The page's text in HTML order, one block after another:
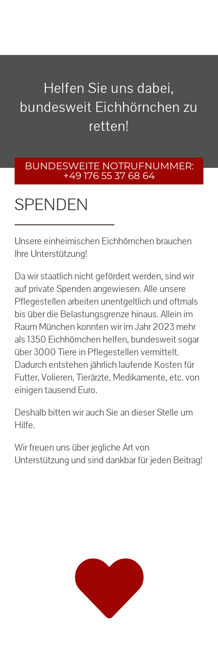
Helfen Sie uns dabei,
bundesweit Eichhörnchen zu
retten!
BUNDESWEITE NOTRUFNUMMER:
+49 176 55 37 68 64
SPENDEN
Unsere einheimischen Eichhörnchen brauchen
Ihre Unterstützung!
Da wir staatlich nicht gefördert werden, sind wir
auf private Spenden angewiesen. Alle unsere
Pflegestellen arbeiten unentgeltlich und oftmals
bis über die Belastungsgrenze hinaus. Allein im
Raum München konnten wir im Jahr 2023 mehr
als 1350 Eichhörnchen helfen, bundesweit sogar
über 3000 Tiere in Pflegestellen vermittelt.
Dadurch entstehen jährlich laufende Kosten für
Futter, Volieren, Tierärzte, Medikamente, etc. von
einigen tausend Euro.
Deshalb bitten wir auch Sie an dieser Stelle um
Hilfe.
Wir freuen uns über jegliche Art von
Unterstützung und sind dankbar für jeden Beitrag!